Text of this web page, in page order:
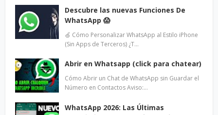
Descubre las nuevas Funciones De
WhatsApp 😱
🍏 Cómo Personalizar WhatsApp al Estilo iPhone
(Sin Apps de Terceros) ¿T…
Abrir en Whatsapp (click para chatear)
Cómo Abrir un Chat de WhatsApp sin Guardar el
Número en Contactos Aviso:…
WhatsApp 2026: Las Últimas